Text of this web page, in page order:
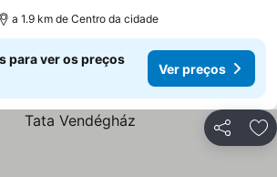
a 1.9 km de Centro da cidade
para ver os preços
Ver preços
Partilhar